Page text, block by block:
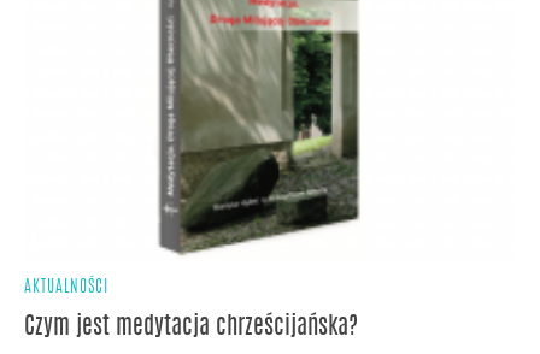
AKTUALNOŚCI
Czym jest medytacja chrześcijańska?